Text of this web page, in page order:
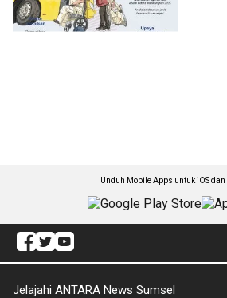
Unduh Mobile Apps untuk iOS dan
Jelajahi ANTARA News Sumsel